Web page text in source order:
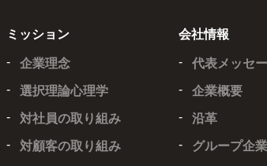
ミッション
企業理念
選択理論心理学
対社員の取り組み
対顧客の取り組み
会社情報
代表メッセ
企業概要
沿革
グループ企